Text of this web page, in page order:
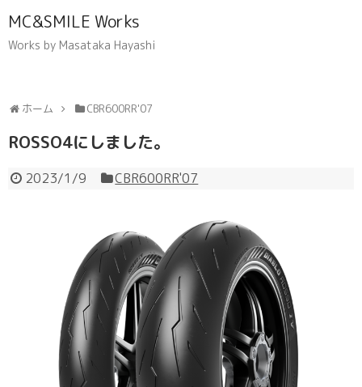
MC&SMILE Works
Works by Masataka Hayashi
ホーム CBR600RR'07
ROSSO4にしました。
2023/1/9 CBR600RR'07